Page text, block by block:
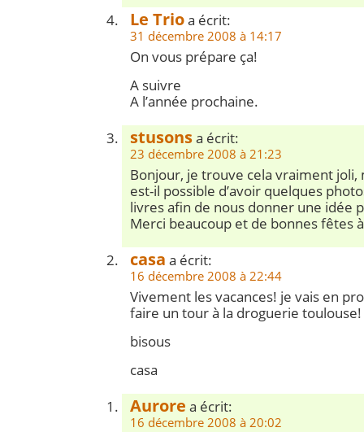
Le Trioa écrit:
31 décembre 2008 à 14:17
On vous prépare ça!
A suivre
A l’année prochaine.
stusonsa écrit:
23 décembre 2008 à 21:23
Bonjour, je trouve cela vraiment
est-il possible d’avoir quelques
livres afin de nous donner une idée
Merci beaucoup et de bonnes fêtes
casa a écrit:
16 décembre 2008 à 22:44
Vivement les vacances! je vais en
faire un tour à la droguerie toulouse!
bisous
casa
Aurore a écrit:
16 décembre 2008 à 20:02